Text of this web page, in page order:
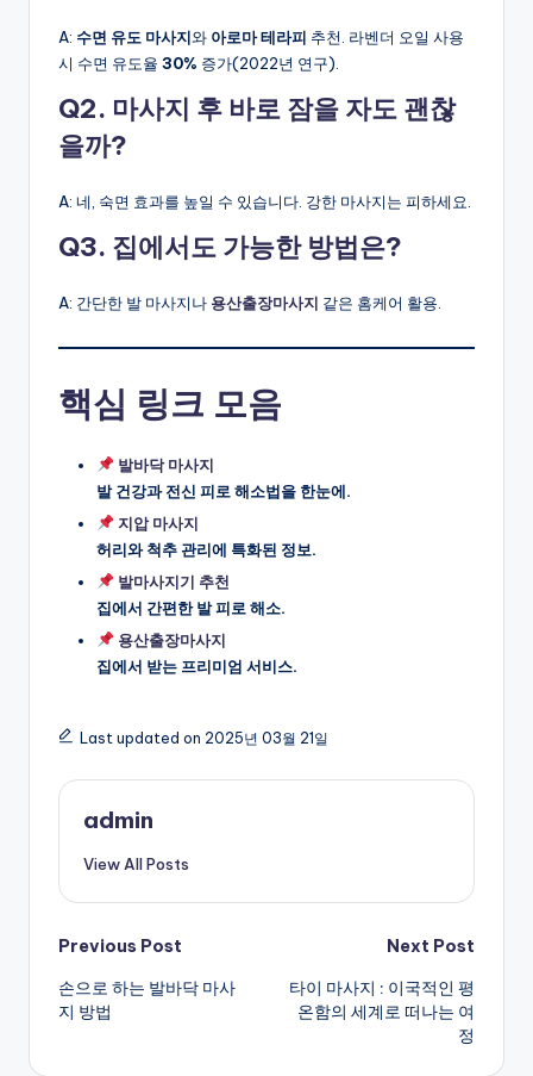
A: 수면 유도 마사지와 아로마 테라피 추천. 라벤더 오일 사용
시 수면 유도율 30% 증가(2022년 연구).
Q2. 마사지 후 바로 잠을 자도 괜찮
을까?
A: 네, 숙면 효과를 높일 수 있습니다. 강한 마사지는 피하세요.
Q3. 집에서도 가능한 방법은?
A: 간단한 발 마사지나 용산출장마사지 같은 홈케어 활용.
핵심 링크 모음
발바닥 마사지
발 건강과 전신 피로 해소법을 한눈에.
지압 마사지
허리와 척추 관리에 특화된 정보.
발마사지기 추천
집에서 간편한 발 피로 해소.
용산출장마사지
집에서 받는 프리미엄 서비스.
Last updated on 2025년 03월 21일
admin
View All Posts
Post
navigation
Previous Post
손으로 하는 발바닥 마사
지 방법
Next Post
타이 마사지 : 이국적인 평
온함의 세계로 떠나는 여
정